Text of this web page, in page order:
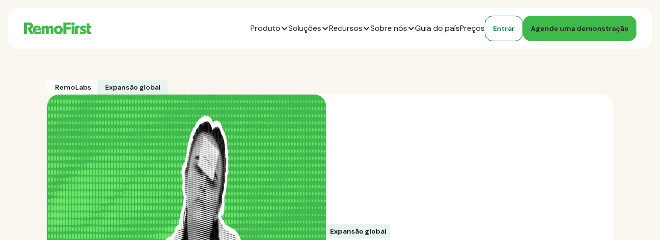
Produto Soluções Recursos Sobre nós Guia do paísPreços Entrar Agende uma demonstração
RemoLabs Expansão global
Expansão global